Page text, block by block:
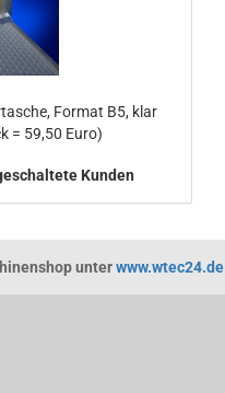
Format B5, klar
= 59,50 Euro)
Kunden
unterwww.wtec24.de